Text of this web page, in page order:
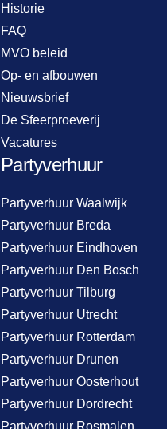
Historie
FAQ
MVO beleid
Op- en afbouwen
Nieuwsbrief
De Sfeerproeverij
Vacatures
Partyverhuur
Partyverhuur Waalwijk
Partyverhuur Breda
Partyverhuur Eindhoven
Partyverhuur Den Bosch
Partyverhuur Tilburg
Partyverhuur Utrecht
Partyverhuur Rotterdam
Partyverhuur Drunen
Partyverhuur Oosterhout
Partyverhuur Dordrecht
Partyverhuur Rosmalen